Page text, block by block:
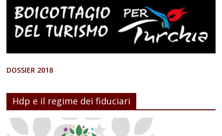
DOSSIER 2018
Hdp e il regime dei fiduciari